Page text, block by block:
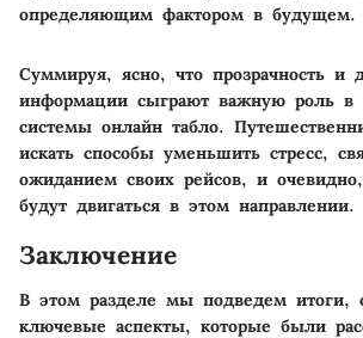
определяющим фактором в будущем.
Суммируя, ясно, что прозрачность и
информации сыграют важную роль в
системы онлайн табло.
искать способы уменьшить стресс,
ожиданием своих рейсов, и
будут двигаться в этом направлении.
Заключение
В этом разделе мы подведем итоги,
ключевые аспекты, которые были